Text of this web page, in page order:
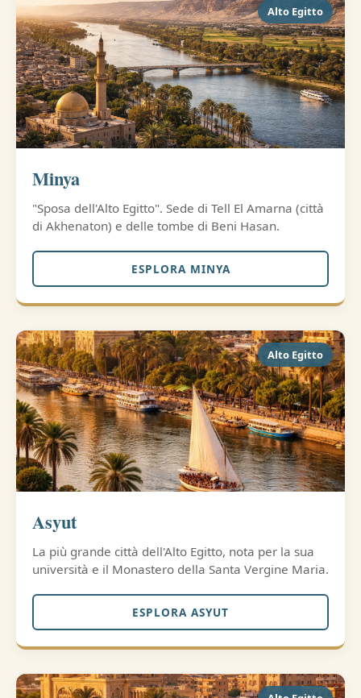
Alto Egitto
Minya
"Sposa dell'Alto Egitto". Sede di Tell El Amarna (città
di Akhenaton) e delle tombe di Beni Hasan.
ESPLORA MINYA
Alto Egitto
Asyut
La più grande città dell'Alto Egitto, nota per la sua
università e il Monastero della Santa Vergine Maria.
ESPLORA ASYUT